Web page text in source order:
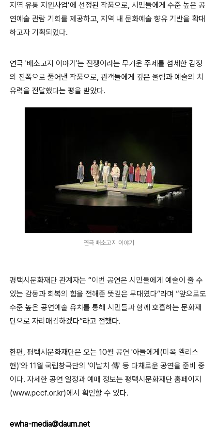
지역 유통 지원사업’에 선정된 작품으로, 시민들에게 수준 높은 공
연예술 관람 기회를 제공하고, 지역 내 문화예술 향유 기반을 확대
하고자 기획되었다.
연극 '배소고지 이야기'는 전쟁이라는 무거운 주제를 섬세한 감정
의 진폭으로 풀어낸 작품으로, 관객들에게 깊은 울림과 예술의 치
유력을 전달했다는 평을 받았다.
연극 배소고지 이야기
평택시문화재단 관계자는 “이번 공연은 시민들에게 예술이 줄 수
있는 감동과 회복의 힘을 전해준 뜻깊은 무대였다”라며 “앞으로도
수준 높은 공연예술 유치를 통해 시민들과 함께 호흡하는 문화재
단으로 자리매김하겠다”라고 전했다.
한편, 평택시문화재단은 오는 10월 공연 '아들에게 (미옥 앨리스
현)'와 11월 국립창극단의 '이날치 傳' 등 다채로운 공연을 준비 중
이다. 자세한 공연 일정과 예매 정보는 평택시문화재단 홈페이지
(www.pccf.or.kr)에서 확인할 수 있다.
ewha-media@daum.net